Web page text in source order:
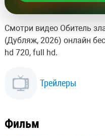
Смотри видео Обитель
(Дубляж, 2026) онлайн
hd 720, full hd.
Трейлеры
Фильм